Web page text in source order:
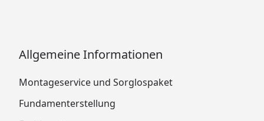
Allgemeine Informationen
Montageservice und Sorglospaket
Fundamenterstellung